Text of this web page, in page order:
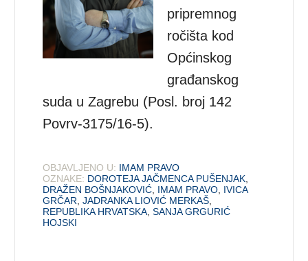
pripremnog
ročišta kod
Općinskog
građanskog
suda u Zagrebu (Posl. broj 142
Povrv-3175/16-5).
OBJAVLJENO U: IMAM PRAVO
OZNAKE: DOROTEJA JAČMENCA PUŠENJAK
DRAŽEN BOŠNJAKOVIĆ IMAM PRAVO IVICA
GRČAR ,JADRANKA LIOVIĆ MERKAŠ
REPUBLIKA HRVATSKA ,SANJA GRGURIĆ
HOJSKI